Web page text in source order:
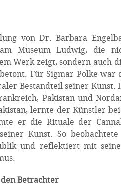
von Dr. Barbara
Museum Ludwig, die
Werk zeigt, sondern auch
Für Sigmar Polke
Bestandteil seiner Kunst.
Pakistan und
lernte der Künstler
er die Rituale der
Kunst. So
und reflektiert mit
Betrachter